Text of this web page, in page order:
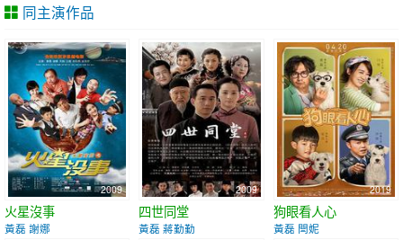
同主演作品
2009
火星沒事
黃磊 謝娜
2009
四世同堂
黃磊 蔣勤勤
2019
狗眼看人心
黃磊 閆妮